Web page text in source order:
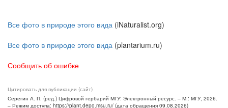
Все фото в природе этого вида (iNaturalist.org)
Все фото в природе этого вида (plantarium.ru)
Сообщить об ошибке
Цитировать для публикации (сайт)
Серегин А. П. (ред.) Цифровой гербарий МГУ: Электронный ресурс. – М.: МГУ, 2026.
– Режим доступа: https://plant.depo.msu.ru/ (дата обращения 09.08.2026)